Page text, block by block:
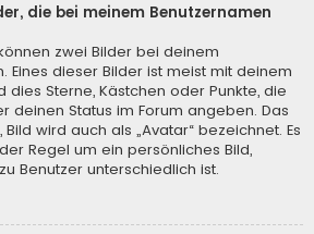
die bei meinem Benutzernamen
zwei Bilder bei deinem
Eines dieser Bilder ist meist mit deinem
dies Sterne, Kästchen oder Punkte, die
deinen Status im Forum angeben. Das
wird auch als „Avatar“ bezeichnet. Es
Regel um ein persönliches Bild,
Benutzer unterschiedlich ist.